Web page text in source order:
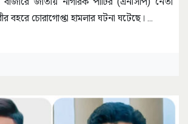
বহরে চোরাগোপ্তা হামলার ঘটনা ঘটেছে। ...